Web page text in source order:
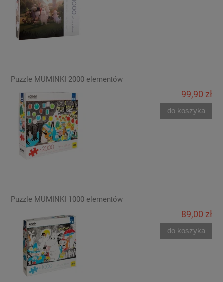
Puzzle MUMINKI 2000 elementów
99,90 zł
do koszyka
Puzzle MUMINKI 1000 elementów
89,00 zł
do koszyka